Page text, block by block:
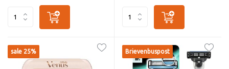
sale 25% Brievenbuspost